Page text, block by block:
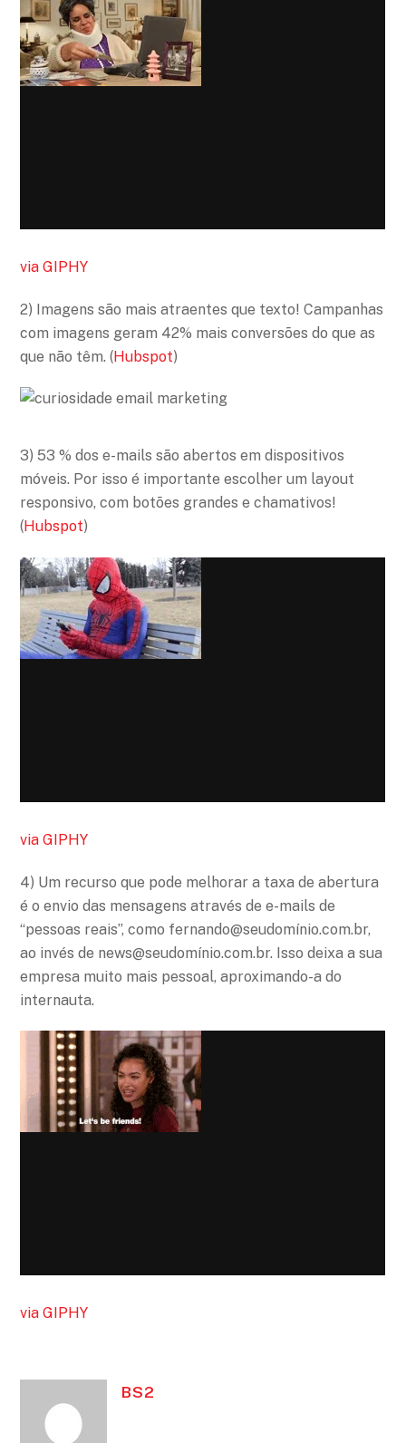
via GIPHY
2) Imagens são mais atraentes que texto! Campanhas
com imagens geram 42% mais conversões do que as
que não têm. (Hubspot)
3) 53 % dos e-mails são abertos em dispositivos
móveis. Por isso é importante escolher um layout
responsivo, com botões grandes e chamativos!
(Hubspot)
via GIPHY
4) Um recurso que pode melhorar a taxa de abertura
é o envio das mensagens através de e-mails de
“pessoas reais”, como fernando@seudomínio.com.br,
ao invés de news@seudomínio.com.br. Isso deixa a sua
empresa muito mais pessoal, aproximando-a do
internauta.
via GIPHY
BS2